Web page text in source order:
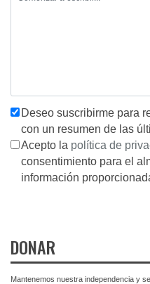
Deseo suscribirme para
con un resumen de las
Acepto la política de
consentimiento para el
información
DONAR
Mantenemos nuestra independencia y